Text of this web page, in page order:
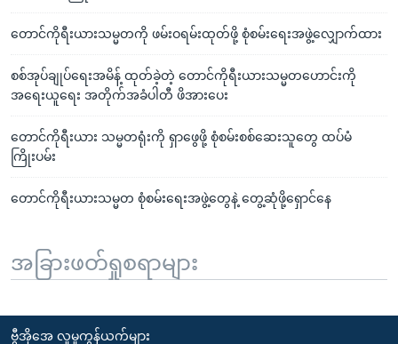
တောင်ကိုရီးယားသမ္မတကို ဖမ်းဝရမ်းထုတ်ဖို့ စုံစမ်းရေးအဖွဲ့လျှောက်ထား
စစ်အုပ်ချုပ်ရေးအမိန့် ထုတ်ခဲ့တဲ့ တောင်ကိုရီးယားသမ္မတဟောင်းကို
အရေးယူရေး အတိုက်အခံပါတီ ဖိအားပေး
တောင်ကိုရီးယား သမ္မတရုံးကို ရှာဖွေဖို့ စုံစမ်းစစ်ဆေးသူတွေ ထပ်မံ
ကြိုးပမ်း
တောင်ကိုရီးယားသမ္မတ စုံစမ်းရေးအဖွဲ့တွေနဲ့ တွေ့ဆုံဖို့ရှောင်နေ
အခြားဖတ်ရှုစရာများ
ဗွီအိုအေ လူမှုကွန်ယက်များ